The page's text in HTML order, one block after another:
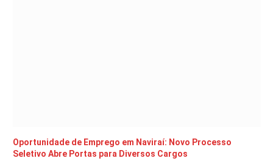
Oportunidade de Emprego em Naviraí: Novo Processo
Seletivo Abre Portas para Diversos Cargos